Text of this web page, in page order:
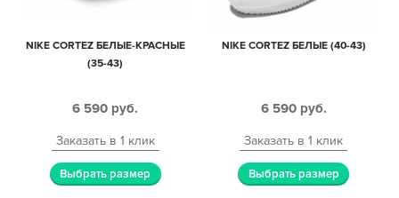
NIKE CORTEZ БЕЛЫЕ-КРАСНЫЕ
(35-43)
6 590 руб.
Заказать в 1 клик
Выбрать размер
NIKE CORTEZ БЕЛЫЕ (40-43)
6 590 руб.
Заказать в 1 клик
Выбрать размер